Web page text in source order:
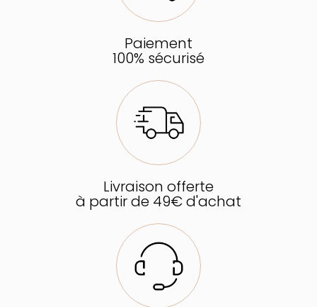
Paiement
100% sécurisé
Livraison offerte
à partir de 49€ d'achat